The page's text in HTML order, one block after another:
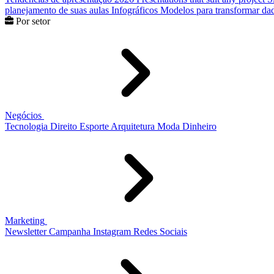
planejamento de suas aulas Infográficos Modelos para transformar
Por setor
Negócios
Tecnologia Direito Esporte Arquitetura Moda Dinheiro
Marketing
Newsletter Campanha Instagram Redes Sociais